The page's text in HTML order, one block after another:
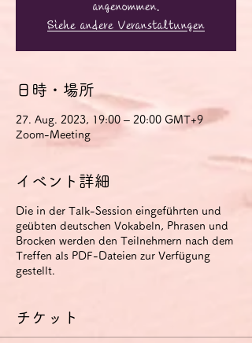
angenommen.
Siehe andere Veranstaltungen
日時・場所
27. Aug. 2023, 19:00 – 20:00 GMT+9
Zoom-Meeting
イベント詳細
Die in der Talk-Session eingeführten und
geübten deutschen Vokabeln, Phrasen und
Brocken werden den Teilnehmern nach dem
Treffen als PDF-Dateien zur Verfügung
gestellt.
チケット